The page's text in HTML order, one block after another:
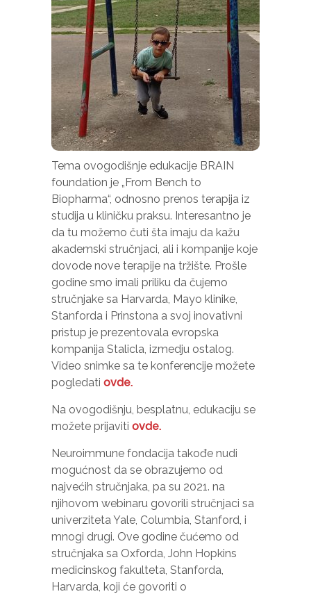
Tema ovogodišnje edukacije BRAIN
foundation je „From Bench to
Biopharma“, odnosno prenos terapija iz
studija u kliničku praksu. Interesantno je
da tu možemo čuti šta imaju da kažu
akademski stručnjaci, ali i kompanije koje
dovode nove terapije na tržište. Prošle
godine smo imali priliku da čujemo
stručnjake sa Harvarda, Mayo klinike,
Stanforda i Prinstona a svoj inovativni
pristup je prezentovala evropska
kompanija Stalicla, izmedju ostalog.
Video snimke sa te konferencije možete
pogledati ovde.
Na ovogodišnju, besplatnu, edukaciju se
možete prijaviti ovde.
Neuroimmune fondacija takođe nudi
mogućnost da se obrazujemo od
najvećih stručnjaka, pa su 2021. na
njihovom webinaru govorili stručnjaci sa
univerziteta Yale, Columbia, Stanford, i
mnogi drugi. Ove godine čućemo od
stručnjaka sa Oxforda, John Hopkins
medicinskog fakulteta, Stanforda,
Harvarda, koji će govoriti o
Neophodno
Ovi kolačići
nisu izborni.
Oni su
potrebni za
funkcioniranje
web stranice.
Statistika
Kako bismo
poboljšali
funkcionalnost
i strukturu
web stranice,
na osnovu
načina na koji
se web
stranica
koristi.
Iskustvo
Kako bi
naša
web
bolje
Ako
odbijete
ove
kolačiće,
funkcije
će
nestati s
web
stranice.